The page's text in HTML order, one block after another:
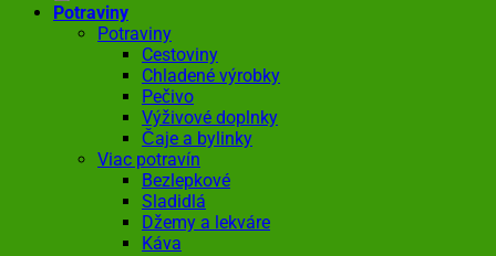
Potraviny
Potraviny
Cestoviny
Chladené výrobky
Pečivo
Výživové doplnky
Čaje a bylinky
Viac potravín
Bezlepkové
Sladidlá
Džemy a lekváre
Káva